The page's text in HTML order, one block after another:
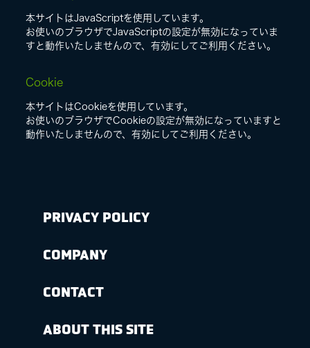
本サイトはJavaScriptを使用しています。
お使いのブラウザでJavaScriptの設定が無効になっていま
すと動作いたしませんので、有効にしてご利用ください。
Cookie
本サイトはCookieを使用しています。
お使いのブラウザでCookieの設定が無効になっていますと
動作いたしませんので、有効にしてご利用ください。
PRIVACY POLICY
COMPANY
CONTACT
ABOUT THIS SITE